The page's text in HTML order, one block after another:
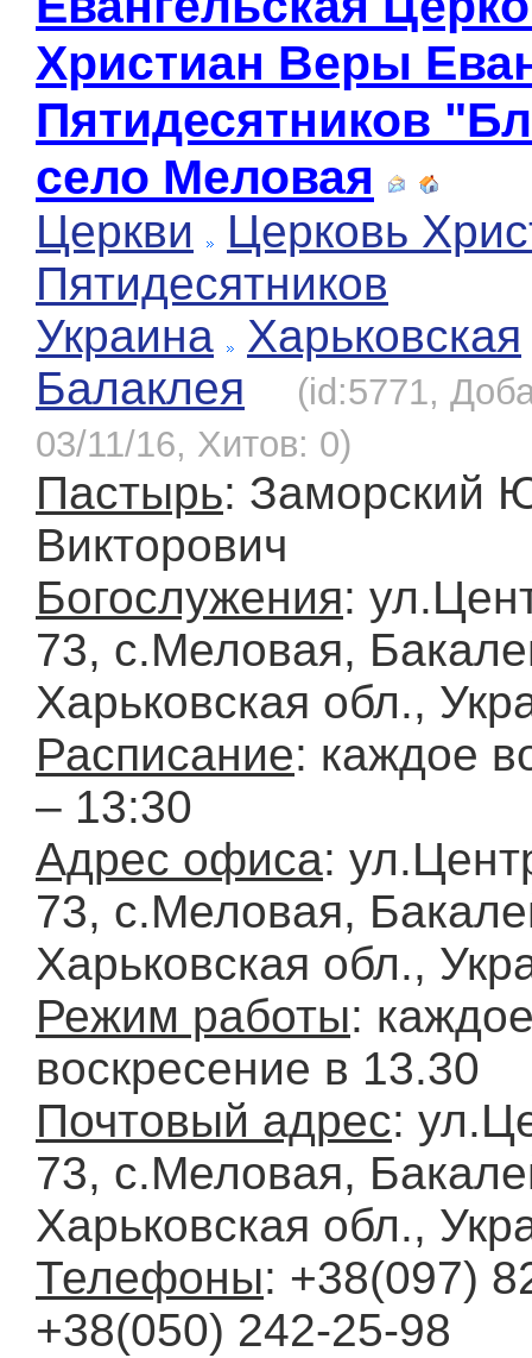
Христиан Веры
Пятидесятников
село Меловая
Церкви
Церковь
Пятидесятников
Украина
Харьковская
Балаклея
(id:5771,
03/11/16, Хитов: 0)
Пастырь: Заморский
Викторович
Богослужения:
73, с.Меловая,
Харьковская обл.,
Расписание: каждое
– 13:30
Адрес офиса:
73, с.Меловая,
Харьковская обл.,
Режим работы:
воскресение в 13.30
Почтовый адрес:
73, с.Меловая,
Харьковская обл.,
Телефоны: +38(097)
+38(050) 242-25-98